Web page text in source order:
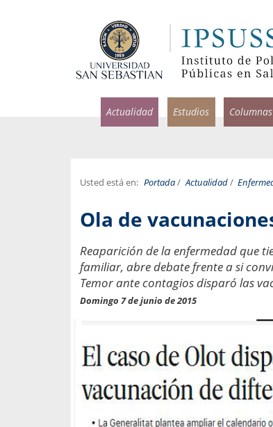
Actualidad Estudios Columnas
Usted está en: Portada/ Actualidad/
Ola de
Reaparición de la enfermedad que
familiar, abre debate frente a si
Temor ante contagios disparó las
Domingo 7 de junio de 2015
médicas y
por incapacidad
que deben hacer...
Infectólogo y
Medicina,
Usamos la